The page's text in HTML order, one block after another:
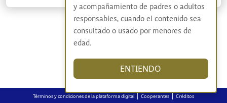
Términos y condiciones de la plataforma digital|Cooperantes|Créditos
y acompañamiento de padres o adultos
responsables, cuando el contenido sea
consultado o usado por menores de
edad.
ENTIENDO